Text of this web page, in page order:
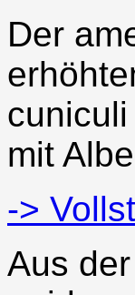
Der
mit
->
Aus